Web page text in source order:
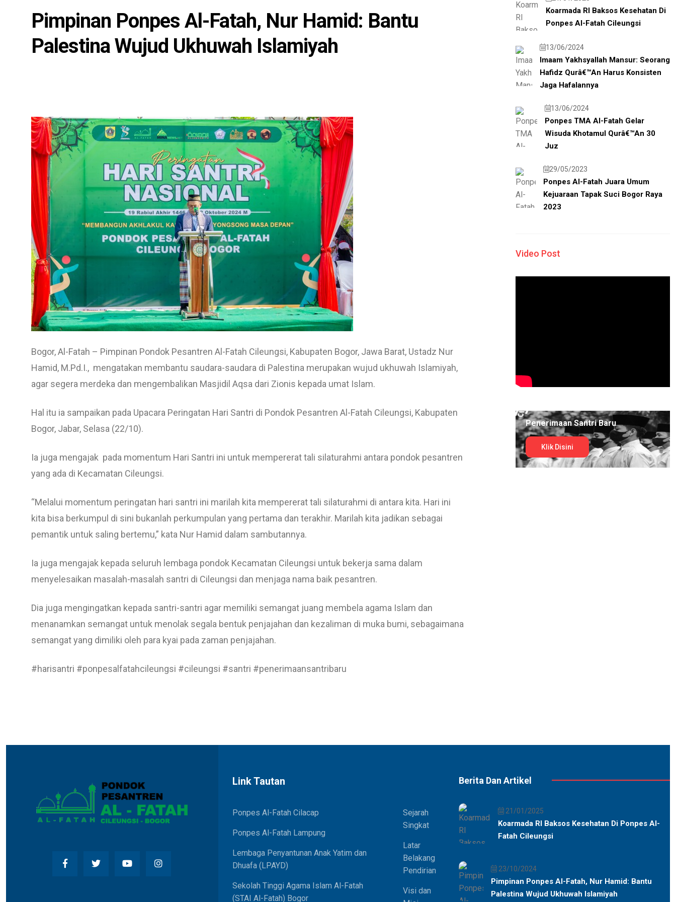
Pimpinan Ponpes Al-Fatah, Nur Hamid: Bantu
Palestina Wujud Ukhuwah Islamiyah
Bogor, Al-Fatah – Pimpinan Pondok Pesantren Al-Fatah Cileungsi, Kabupaten Bogor, Jawa Barat, Ustadz Nur
Hamid, M.Pd.I., mengatakan membantu saudara-saudara di Palestina merupakan wujud ukhuwah Islamiyah,
agar segera merdeka dan mengembalikan Masjidil Aqsa dari Zionis kepada umat Islam.
Hal itu ia sampaikan pada Upacara Peringatan Hari Santri di Pondok Pesantren Al-Fatah Cileungsi, Kabupaten
Bogor, Jabar, Selasa (22/10).
Ia juga mengajak pada momentum Hari Santri ini untuk mempererat tali silaturahmi antara pondok pesantren
yang ada di Kecamatan Cileungsi.
“Melalui momentum peringatan hari santri ini marilah kita mempererat tali silaturahmi di antara kita. Hari ini
kita bisa berkumpul di sini bukanlah perkumpulan yang pertama dan terakhir. Marilah kita jadikan sebagai
pemantik untuk saling bertemu,” kata Nur Hamid dalam sambutannya.
Ia juga mengajak kepada seluruh lembaga pondok Kecamatan Cileungsi untuk bekerja sama dalam
menyelesaikan masalah-masalah santri di Cileungsi dan menjaga nama baik pesantren.
Dia juga mengingatkan kepada santri-santri agar memiliki semangat juang membela agama Islam dan
menanamkan semangat untuk menolak segala bentuk penjajahan dan kezaliman di muka bumi, sebagaimana
semangat yang dimiliki oleh para kyai pada zaman penjajahan.
#harisantri #ponpesalfatahcileungsi #cileungsi #santri #penerimaansantribaru
Koarmada RI Baksos Kesehatan Di
Ponpes Al-Fatah Cileungsi
13/06/2024
Imaam Yakhsyallah Mansur: Seorang
Hafidz Qurâ€™an Harus Konsisten
Jaga Hafalannya
13/06/2024
Ponpes TMA Al-Fatah Gelar
Wisuda Khotamul Qurâ€™an 30
Juz
29/05/2023
Ponpes Al-Fatah Juara Umum
Kejuaraan Tapak Suci Bogor Raya
2023
Video Post
Penerimaan Santri Baru
Klik Disini
Link Tautan
Ponpes Al-Fatah Cilacap
Ponpes Al-Fatah Lampung
Lembaga Penyantunan Anak Yatim dan
Dhuafa (LPAYD)
Sekolah Tinggi Agama Islam Al-Fatah
(STAI Al-Fatah) Bogor
Sejarah
Singkat
Latar
Belakang
Pendirian
Visi dan
Berita Dan Artikel
21/01/2025
Koarmada RI Baksos Kesehatan Di Ponpes Al-
Fatah Cileungsi
23/10/2024
Pimpinan Ponpes Al-Fatah, Nur Hamid: Bantu
Palestina Wujud Ukhuwah Islamiyah